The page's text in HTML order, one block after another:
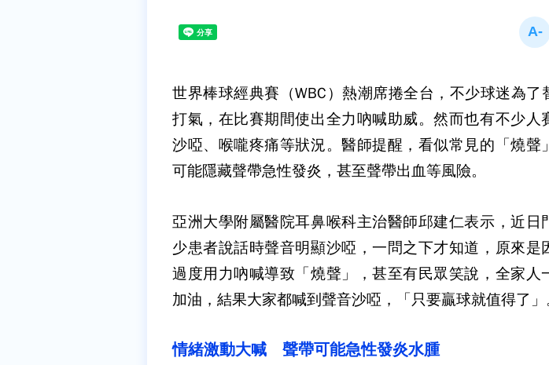
世界棒球經典賽（WBC ）熱潮席捲全台，不少球迷為了
打氣，在比賽期間使出全力吶喊助威。然而也有不少人
沙啞、喉嚨疼痛等狀況。醫師提醒，看似常見的「燒聲
可能隱藏聲帶急性發炎，甚至聲帶出血等風險。
亞洲大學附屬醫院耳鼻喉科主治醫師邱建仁表示，近日
少患者說話時聲音明顯沙啞，一問之下才知道，原來是
過度用力吶喊導致「燒聲」，甚至有民眾笑說，全家人
加油，結果大家都喊到聲音沙啞，「只要贏球就值得了」
情緒激動大喊 聲帶可能急性發炎水腫